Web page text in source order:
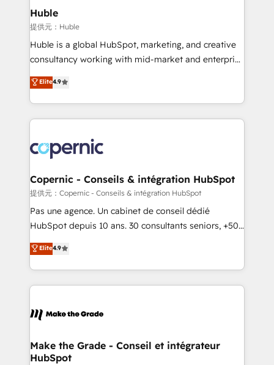
without outside dependencies. You’ll learn how to: •
Set up, audit, and organize your HubSpot portal •
Get your sales team fully using HubSpot • Track
pipeline and revenue across the entire buyer journey
growth • Create content and videos that attract
buyers • Use AI to scale smarter Our coaching-led
lasts. So if you're ready to become the most trusted
voice in your market, let’s talk.
Huble
提供元：Huble
Huble is a global HubSpot, marketing, and creative
consultancy working with mid-market and enterprise
businesses. We go beyond implementation, shaping
the strategy, processes, and teams that turn
HubSpot into a genuine growth engine. Named
HubSpot's Global Partner of the Year in 2024,
worldwide, and with over 15 years in the ecosystem,
Huble has built a track record that speaks for itself.
One company, one operating model, delivering
across offices and consulting teams in the UK, USA,
Canada, Germany, France, Belgium, Singapore, and
South Africa. Certified compliant with ISO/IEC
international offices and 175+ employees.
Elite4.9
Copernic - Conseils & intégration HubSpot
提供元：Copernic - Conseils & intégration HubSpot
Pas une agence. Un cabinet de conseil dédié
HubSpot depuis 10 ans. 30 consultants seniors, +500
clients, un ROI mesurable. Notre mission : faire de
HubSpot un vrai levier de performance pour votre
organisation. Cela passe par la compréhension de
vos processus, la fiabilisation de vos données et
la plateforme. Nos domaines d'intervention : -
& reprise de données - Stratégie RevOps &
alignement Marketing / Sales - Data, reporting &
Elite4.9
Make the Grade - Conseil et intégrateur
HubSpot